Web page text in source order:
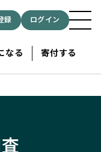
録 ログイン
なる 寄付する